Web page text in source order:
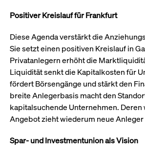
Positiver Kreislauf für Frankfurt
Diese Agenda verstärkt die
Sie setzt einen positiven Kreislauf in
Privatanlegern erhöht die
Liquidität senkt die Kapitalkosten für
fördert Börsengänge und stärkt den
breite Anlegerbasis macht den
kapitalsuchende Unternehmen. Deren
Angebot zieht wiederum neue Anleger
Spar- und Investmentunion als Vision